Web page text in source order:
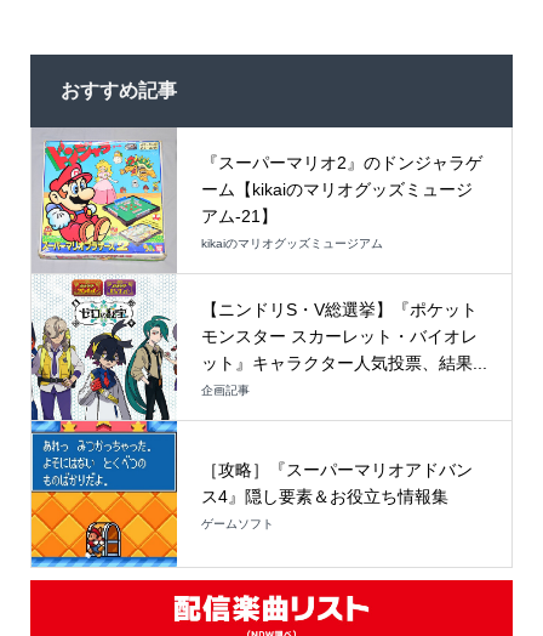
おすすめ記事
『スーパーマリオ2』のドンジャラゲ
ーム【kikaiのマリオグッズミュージ
アム-21】
kikaiのマリオグッズミュージアム
【ニンドリS・V総選挙】『ポケット
モンスター スカーレット・バイオレ
ット』キャラクター人気投票、結果...
企画記事
［攻略］『スーパーマリオアドバン
ス4』隠し要素＆お役立ち情報集
ゲームソフト